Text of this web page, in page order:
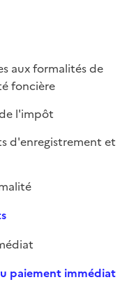
aux formalités de
foncière
l'impôt
d'enregistrement et
paiement immédiat